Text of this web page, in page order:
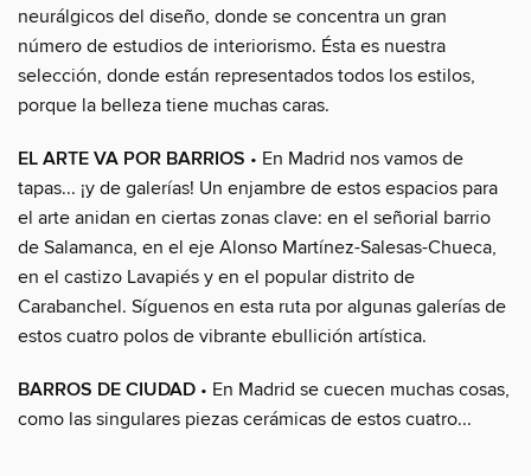
neurálgicos del diseño, donde se concentra un gran
número de estudios de interiorismo. Ésta es nuestra
selección, donde están representados todos los estilos,
porque la belleza tiene muchas caras.
EL ARTE VA POR BARRIOS • En Madrid nos vamos de
tapas... ¡y de galerías! Un enjambre de estos espacios para
el arte anidan en ciertas zonas clave: en el señorial barrio
de Salamanca, en el eje Alonso Martínez-Salesas-Chueca,
en el castizo Lavapiés y en el popular distrito de
Carabanchel. Síguenos en esta ruta por algunas galerías de
estos cuatro polos de vibrante ebullición artística.
BARROS DE CIUDAD • En Madrid se cuecen muchas cosas,
como las singulares piezas cerámicas de estos cuatro...